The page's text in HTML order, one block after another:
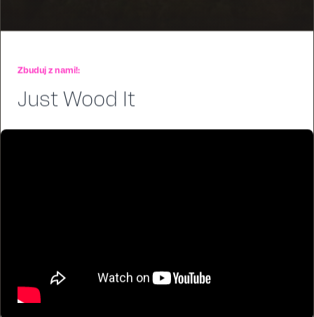
Zbuduj z nami!:
Just Wood It